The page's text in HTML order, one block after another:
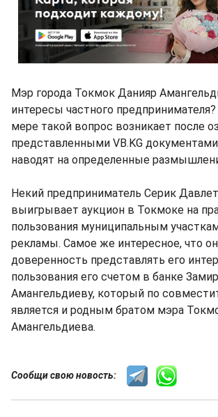
Мэр города Токмок Данияр
интересы частного
мере такой вопрос возникает после
представленными VB.KG
наводят на определенные
Некий предприниматель Серик
выигрывает аукцион в Токмоке на
пользования муниципальным
рекламы. Самое же интересное, что
доверенность представлять его
пользования его счетом в банке
Амангельдиеву, который по
является и родным братом мэра
Амангельдиева.
Сообщи свою новость: